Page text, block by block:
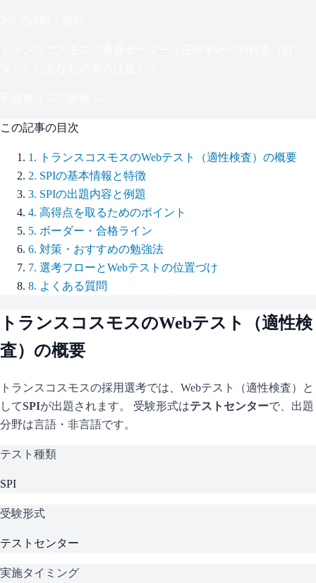
この記事の目次
1 .
トランスコスモスのWebテスト（適性検査）の概要
2. SPIの基本情報と特徴
3. SPIの出題内容と例題
4. 高得点を取るためのポイント
5. ボーダー・合格ライン
6. 対策・おすすめの勉強法
7. 選考フローとWebテストの位置づけ
8. よくある質問
トランスコスモスのWebテスト（適性検
査）の概要
トランスコスモスの採用選考では、Webテスト（適性検査）と
してSPIが出題されます。 受験形式はテストセンターで、 出題
分野は言語・非言語です。
テスト種類
SPI
受験形式
テストセンター
実施タイミング